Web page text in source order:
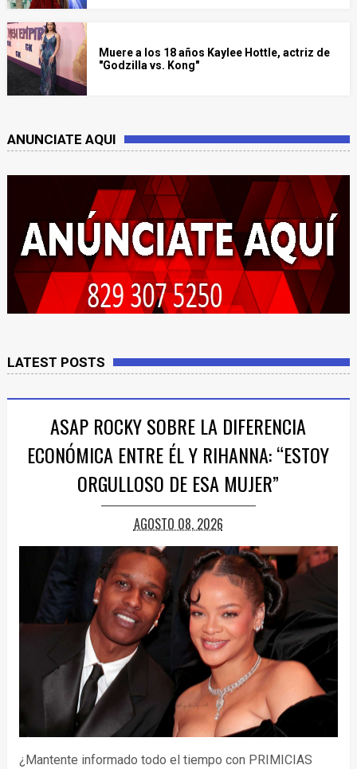
Muere a los 18 años Kaylee Hottle, actriz de
"Godzilla vs. Kong"
ANUNCIATE AQUI
LATEST POSTS
ASAP ROCKY SOBRE LA DIFERENCIA
ECONÓMICA ENTRE ÉL Y RIHANNA: “ESTOY
ORGULLOSO DE ESA MUJER”
AGOSTO 08, 2026
¿Mantente informado todo el tiempo con PRIMICIAS